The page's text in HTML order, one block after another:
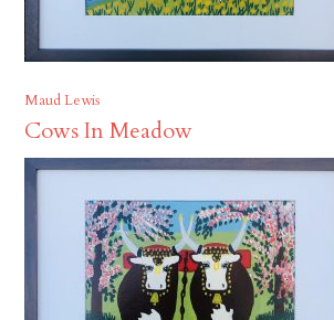
Maud Lewis
Cows In Meadow